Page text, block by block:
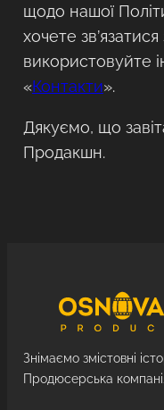
щодо нашої
хочете
використовуйте
«Контакти».
Дякуємо, що
Продакшн.
Знімаємо змістовні
Продюсерська